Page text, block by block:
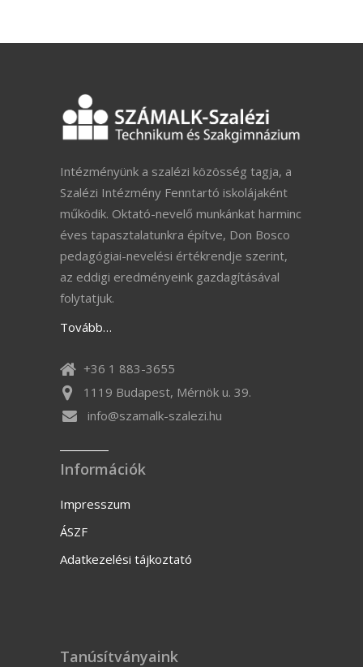
Intézményünk a szalézi közösség tagja, a
Szalézi Intézmény Fenntartó iskolájaként
működik. Oktató-nevelő munkánkat harminc
éves tapasztalatunkra építve, Don Bosco
pedagógiai-nevelési értékrendje szerint,
az eddigi eredményeink gazdagításával
folytatjuk.
Tovább…
+36 1 883-3655
1119 Budapest, Mérnök u. 39.
info@szamalk-szalezi.hu
Információk
Impresszum
ÁSZF
Adatkezelési tájkoztató
Tanúsítványaink